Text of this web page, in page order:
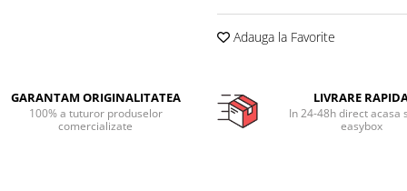
Adauga la Favorite
GARANTAM ORIGINALITATEA
100% a tuturor produselor
comercializate
LIVRARE
In 24-48h direct acasa
easybox